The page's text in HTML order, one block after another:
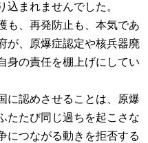
まれませんでした。
、再発防止も、本気であ
が、原爆症認定や核兵器廃
身の責任を棚上げにしてい
認めさせることは、原爆
たたび同じ過ちを起こさな
につながる動きを拒否する